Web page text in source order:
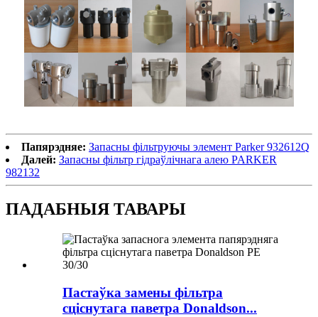
Папярэдняе: Запасны фільтруючы элемент Parker 932612Q
Далей: Запасны фільтр гідраўлічнага алею PARKER
982132
ПАДАБНЫЯ ТАВАРЫ
Пастаўка замены фільтра
сціснутага паветра Donaldson...